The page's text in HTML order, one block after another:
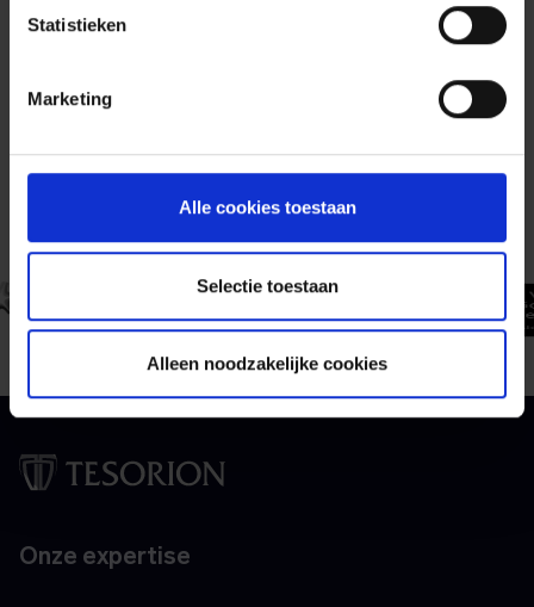
Statistieken
Marketing
Alle cookies toestaan
Selectie toestaan
Alleen noodzakelijke cookies
No items found.
Onze expertise